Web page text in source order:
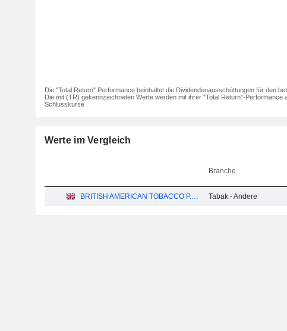
Die "Total Return" Performance beinhaltet die Dividendenausschüttungen für den
Die mit (TR) gekennzeichneten Werte werden mit ihrer "Total Return"-Performance
Schlusskurse
Werte im Vergleich
Branche
BRITISH AMERICAN TOBACCO P.L.C. Tabak - Andere